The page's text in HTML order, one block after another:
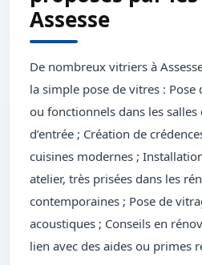
Assesse
De nombreux vitriers à
la simple pose de vitres :
ou fonctionnels dans les
d’entrée ; Création de
cuisines modernes ;
atelier, très prisées dans les
contemporaines ; Pose de
acoustiques ; Conseils en
lien avec des aides ou primes